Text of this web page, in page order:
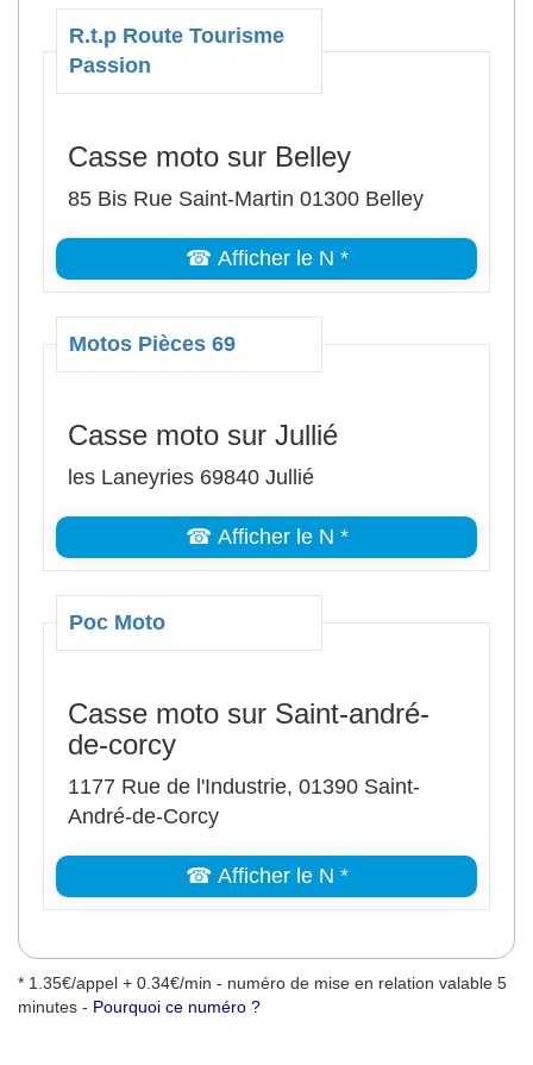
R.t.p Route Tourisme
Passion
Casse moto sur Belley
85 Bis Rue Saint-Martin 01300 Belley
☎ Afficher le N *
Motos Pièces 69
Casse moto sur Jullié
les Laneyries 69840 Jullié
☎ Afficher le N *
Poc Moto
Casse moto sur Saint-andré-
de-corcy
1177 Rue de l'Industrie, 01390 Saint-
André-de-Corcy
☎ Afficher le N *
* 1.35€/appel + 0.34€/min - numéro de mise en relation valable 5
minutes - Pourquoi ce numéro ?